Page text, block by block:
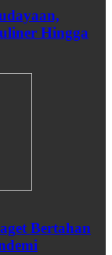
Hingga
Bertahan